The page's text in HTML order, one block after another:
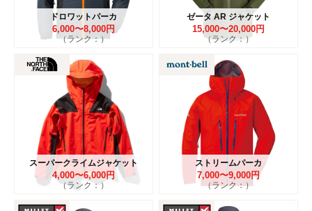
ドロワットパーカ
6,000〜8,000円
（ランク：）
ゼータ AR ジャケット
15,000〜20,000円
（ランク：）
スーパークライムジャケット
4,000〜6,000円
（ランク：）
ストリームパーカ
7,000〜9,000円
（ランク：）